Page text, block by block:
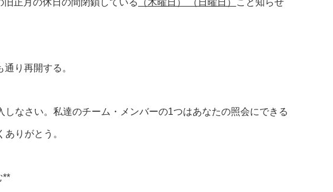
旧正月の休日の間閉鎖している （木曜日） （日曜日） こと知らせ
り再開する。
なさい。私達のチーム・メンバーの1つはあなたの照会にできる
りがとう。
**